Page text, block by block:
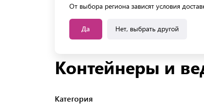
От выбора региона зависят условия
Да Нет, выбрать другой
Каталог
Главная Каталог
Контейнеры и
Категория